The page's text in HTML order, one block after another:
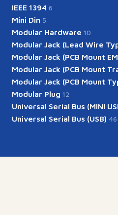
IEEE 1394 6
Mini Din 5
Modular Hardware 10
Modular Jack (Lead Wire
Modular Jack (PCB Mount
Modular Jack (PCB Mount
Modular Jack (PCB Mount
Modular Plug 12
Universal Serial Bus (MINI
Universal Serial Bus (USB) 46